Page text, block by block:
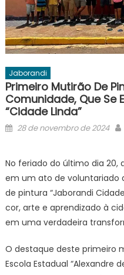
Jaborandi
Primeiro Mutirão De
Comunidade, Que Se
“cidade Linda”
Posted
28 de novembro de 2024
No feriado do último dia 20,
em um ato de voluntariado
de pintura “Jaborandi
cor, arte e aprendizado à
em uma verdadeira
O destaque deste primeiro
Escola Estadual “Alexandre